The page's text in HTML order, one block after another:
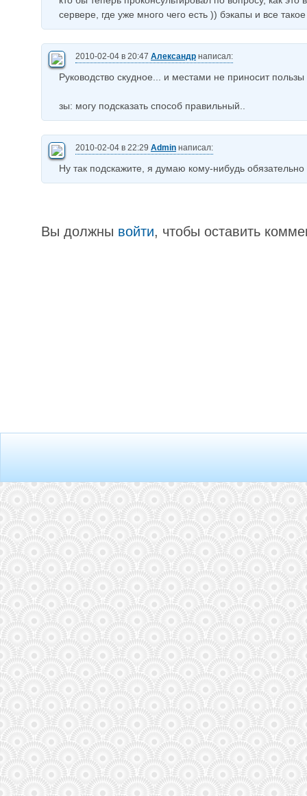
сервере, где уже много чего есть )) бэкапы и все такое
2010-02-04 в 20:47 Александр написал:
Руководство скудное... и местами не приносит пользы
зы: могу подсказать способ правильный..
2010-02-04 в 22:29 Admin написал:
Ну так подскажите, я думаю кому-нибудь обязательно
Вы должны войти, чтобы оставить